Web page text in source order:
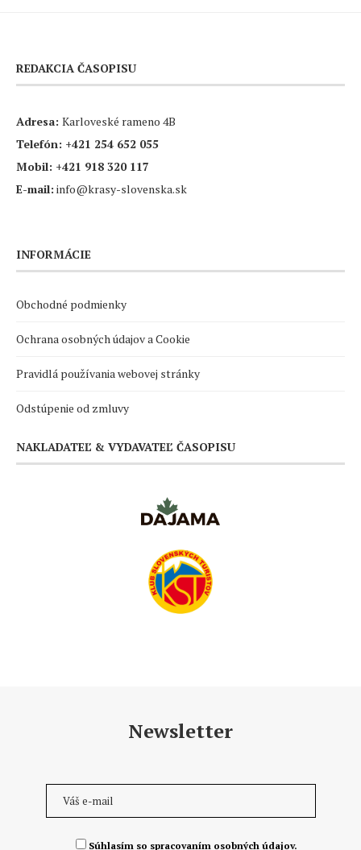
REDAKCIA ČASOPISU
Adresa: Karloveské rameno 4B
Telefón: +421 254 652 055
Mobil: +421 918 320 117
E-mail: info@krasy-slovenska.sk
INFORMÁCIE
Obchodné podmienky
Ochrana osobných údajov a Cookie
Pravidlá používania webovej stránky
Odstúpenie od zmluvy
NAKLADATEĽ & VYDAVATEĽ ČASOPISU
Newsletter
Súhlasím so spracovaním osobných údajov.